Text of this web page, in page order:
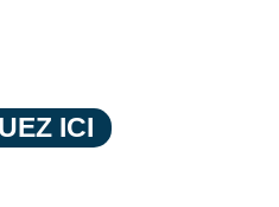
ICI